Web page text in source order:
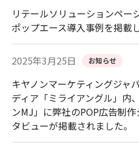
リテールソリューションペー
ポップエース導入事例を掲載
2025年3月25日 お知らせ
キヤノンマーケティングジャ
ディア「ミライアングル」内
ンMJ」に弊社のPOP広告制
タビューが掲載されました。